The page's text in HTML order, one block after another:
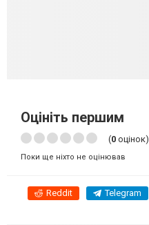
Оцініть першим
(0 оцінок)
Поки ще ніхто не оцінював
Reddit Telegram